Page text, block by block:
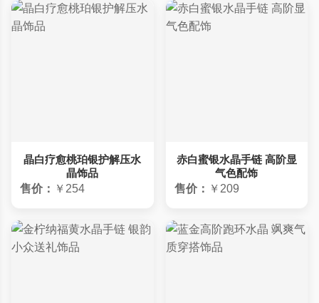
晶白疗愈桃珀银护解压水
晶饰品
售价： ￥254
赤白蜜银水晶手链 高阶显
气色配饰
售价： ￥209